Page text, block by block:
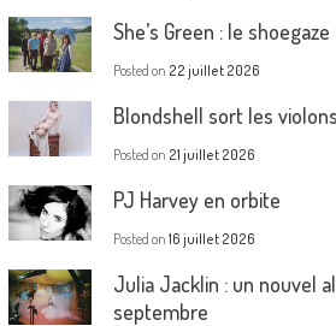
She’s Green : le
Posted on 22 juillet 2026
Blondshell sort les
Posted on 21 juillet 2026
PJ Harvey en orbite
Posted on 16 juillet 2026
Julia Jacklin : un nouvel
septembre